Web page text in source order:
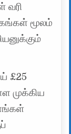
வரி
மூலம்
£25
முக்கிய